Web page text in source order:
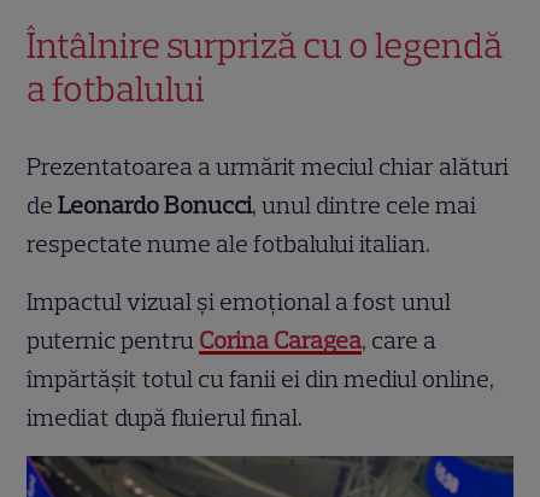
Întâlnire surpriză cu o legendă
a fotbalului
Prezentatoarea a urmărit meciul chiar alături
deLeonardo Bonucci, unul dintre cele mai
respectate nume ale fotbalului italian.
Impactul vizual și emoțional a fost unul
puternic pentru Corina Caragea, care a
împărtășit totul cu fanii ei din mediul online,
imediat după fluierul final.